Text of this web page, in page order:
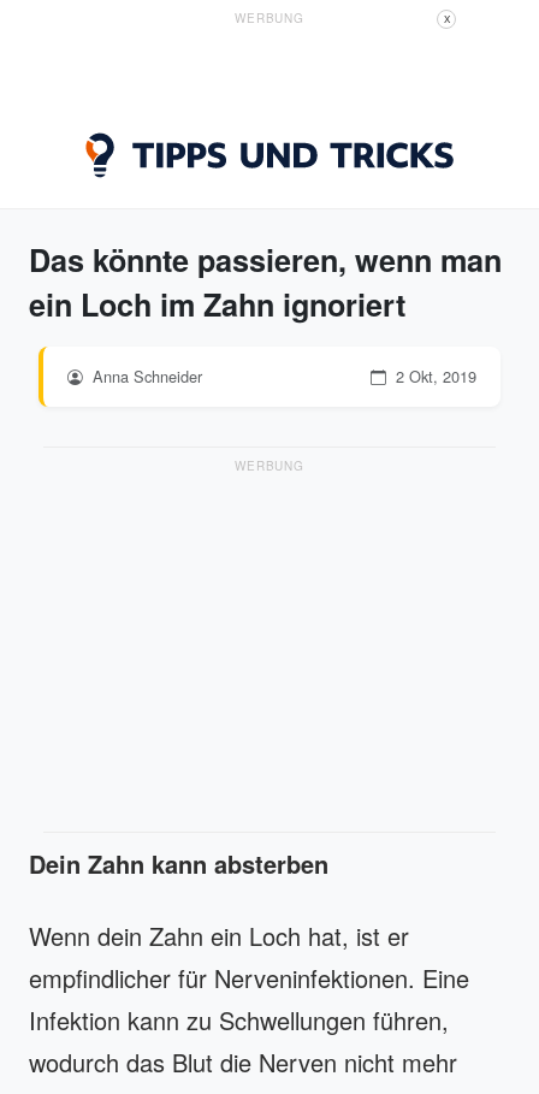
WERBUNG X
Das könnte passieren, wenn man
ein Loch im Zahn ignoriert
Anna Schneider 2 Okt, 2019
WERBUNG
Dein Zahn kann absterben
Wenn dein Zahn ein Loch hat, ist er
empfindlicher für Nerveninfektionen. Eine
Infektion kann zu Schwellungen führen,
wodurch das Blut die Nerven nicht mehr